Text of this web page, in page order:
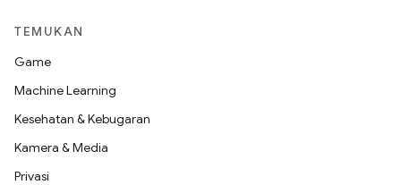
TEMUKAN
Game
Machine Learning
Kesehatan & Kebugaran
Kamera & Media
Privasi